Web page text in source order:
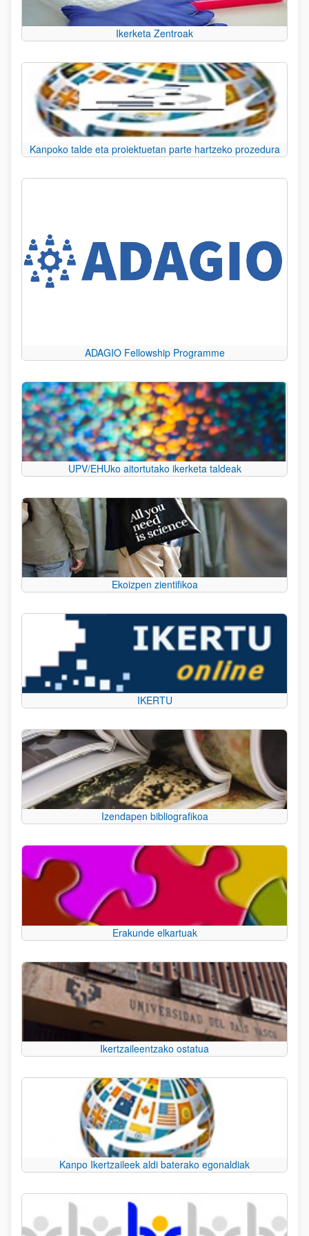
Ikerketa Zentroak
Kanpoko talde eta proiektuetan parte hartzeko prozedura
ADAGIO Fellowship Programme
UPV/EHUko aitortutako ikerketa taldeak
Ekoizpen zientifikoa
IKERTU
Izendapen bibliografikoa
Erakunde elkartuak
Ikertzaileentzako ostatua
Kanpo Ikertzaileek aldi baterako egonaldiak